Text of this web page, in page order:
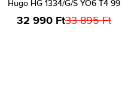
Hugo HG 1334/G/S YO6 T4 99
32 990 Ft33 895 Ft